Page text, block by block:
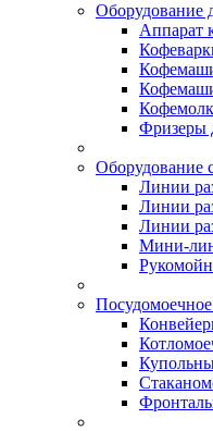
Оборудование
Аппарат
Фризеры
Оборудование
Линии
Линии
Линии
Мини-